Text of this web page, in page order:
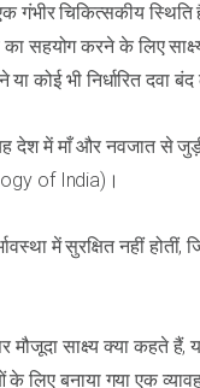
चिकित्सकीय
सहयोग करने के लिए
या कोई भी निर्धारित
देश में माँ और नवजात से
of India)।
में सुरक्षित नहीं
साक्ष्य क्या कहते
लिए बनाया गया एक